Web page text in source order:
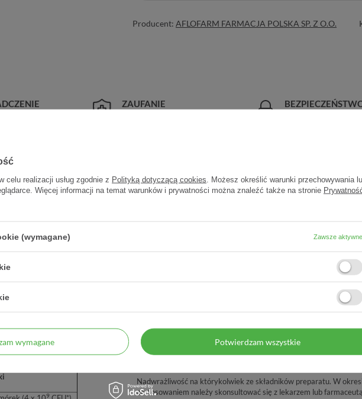
Producent: AFLOFARM FARMACJA POLSKA SP. Z O.O.
ZAUFANIE
składniki kapsułki:
9
Dzieci powyżej 3 roku życia: doustnie 1 kapsułka dziennie, po
jej w letnim płynie (mleku, wodzie).
Dorośli: doustnie 1 - 2 kapsułki dziennie, popijając szklanką wody.
Przeciwwskazania
Nadwrażliwość na którykolwiek ze składników preparatu. W
zastosowaniem należy skonsultować się z lekarzem lub
celu realizacji usług zgodnie z Polityką dotyczącą cookies . Możesz określić warunki przechowywania
Więcej informacji na temat warunków i prywatności można znaleźć także na stronie
(wymagane) Zawsze aktywne
wymagane Potwierdzam wszystkie